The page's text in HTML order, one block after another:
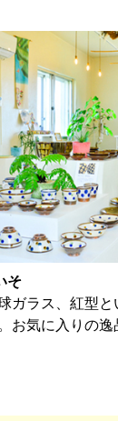
そ
ガラス、紅型
お気に入りの逸